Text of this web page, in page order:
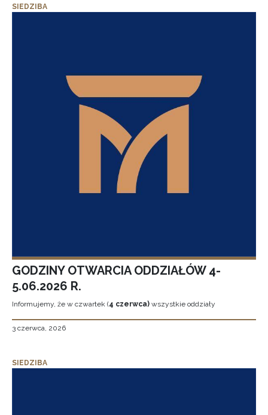
SIEDZIBA
GODZINY OTWARCIA ODDZIAŁÓW 4-
5.06.2026 R.
Informujemy, że w czwartek (4 czerwca) wszystkie oddziały
3 czerwca, 2026
SIEDZIBA